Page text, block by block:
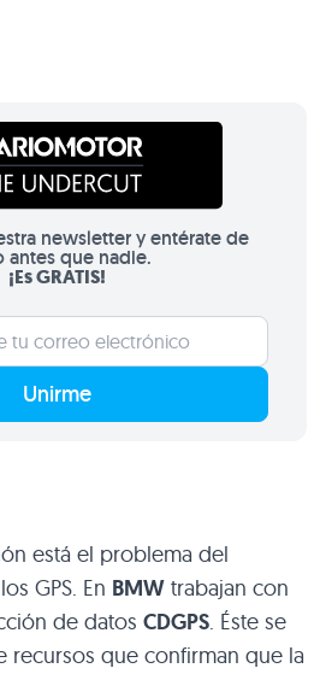
newsletter y entérate de
antes que nadie.
¡Es GRATIS!
Unirme
está el problema del
GPS. En BMW trabajan con
de datos CDGPS. Éste se
recursos que confirman que la